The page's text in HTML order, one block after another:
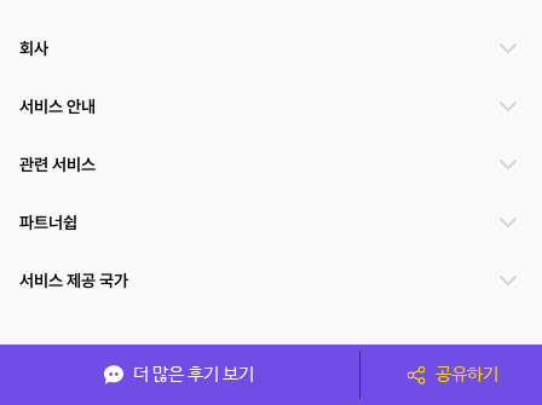
더 많은 후기 보기 공유하기
회사
서비스 안내
관련 서비스
파트너쉽
서비스 제공 국가
(주)NSPACE 사업자정보